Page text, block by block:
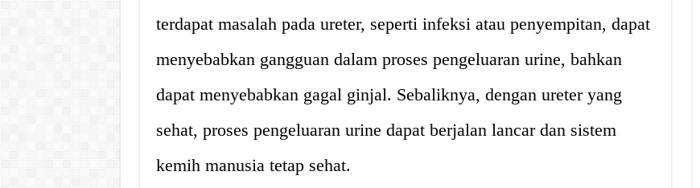
terdapat masalah pada ureter, seperti infeksi atau penyempitan, dapat
menyebabkan gangguan dalam proses pengeluaran urine, bahkan
dapat menyebabkan gagal ginjal. Sebaliknya, dengan ureter yang
sehat, proses pengeluaran urine dapat berjalan lancar dan sistem
kemih manusia tetap sehat.